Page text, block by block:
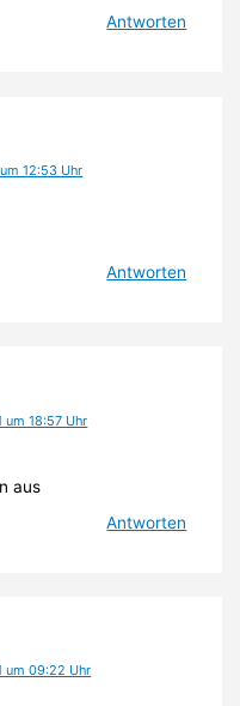
Antworten
12:53 Uhr
Antworten
um 18:57 Uhr
aus
Antworten
um 09:22 Uhr